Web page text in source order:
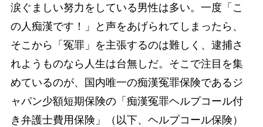
涙ぐましい努力をしている男性は多い。一度「こ
の人痴漢です！」と声をあげられてしまったら、
そこから「冤罪」を主張するのは難しく、逮捕さ
れようものなら人生は台無しだ。そこで注目を集
めているのが、国内唯一の痴漢冤罪保険であるジ
ャパン少額短期保険の「痴漢冤罪ヘルプコール付
き弁護士費用保険」（以下、ヘルプコール保険）